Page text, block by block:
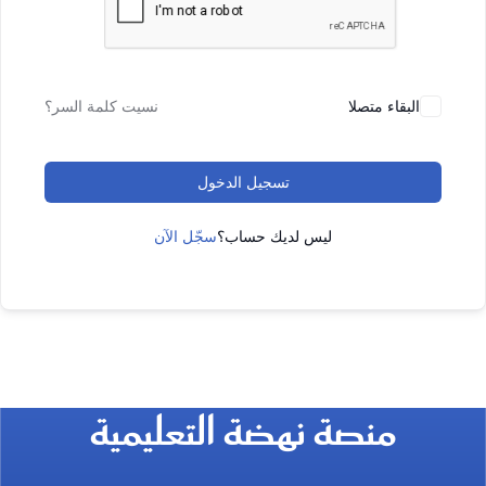
البقاء متصلا نسيت كلمة السر؟
تسجيل الدخول
ليس لديك حساب؟سجّل الآن
منصة نهضة التعليمية